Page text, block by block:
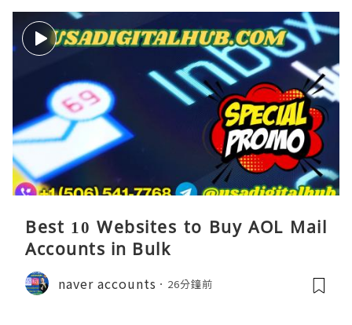
Best 10 Websites to Buy AOL Mail
Accounts in Bulk
naver accounts 26分鐘前